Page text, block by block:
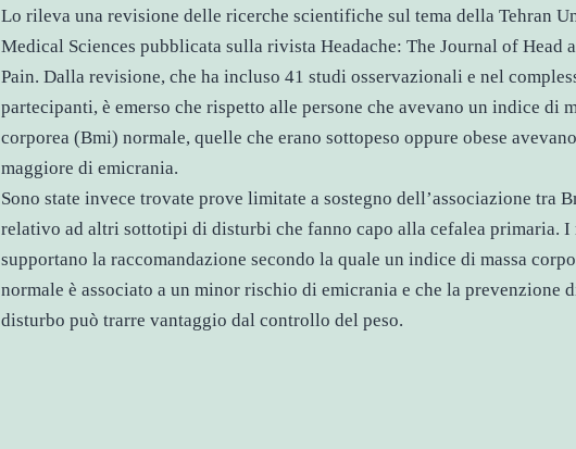
Lo rileva una revisione delle ricerche scientifiche sul tema della Tehran
Medical Sciences pubblicata sulla rivista Headache: The Journal of Head
Pain. Dalla revisione, che ha incluso 41 studi osservazionali e nel
partecipanti, è emerso che rispetto alle persone che avevano un indice di
corporea (Bmi) normale, quelle che erano sottopeso oppure obese
maggiore di emicrania.
Sono state invece trovate prove limitate a sostegno dell’associazione tra
relativo ad altri sottotipi di disturbi che fanno capo alla cefalea primaria.
supportano la raccomandazione secondo la quale un indice di massa
normale è associato a un minor rischio di emicrania e che la prevenzione
disturbo può trarre vantaggio dal controllo del peso.